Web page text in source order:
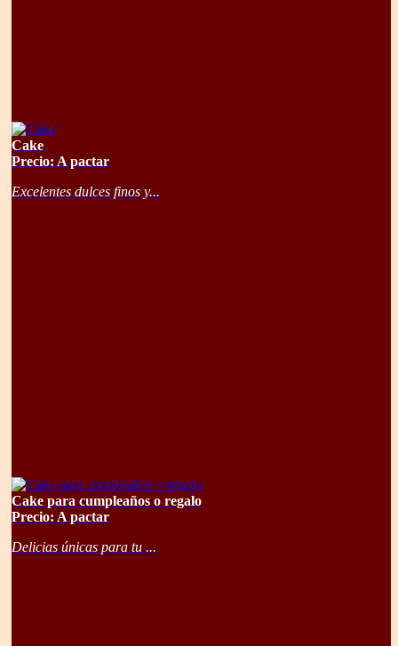
Cake
Precio: A pactar
Excelentes dulces finos y...
Cake para cumpleaños o regalo
Precio: A pactar
Delicias únicas para tu ...